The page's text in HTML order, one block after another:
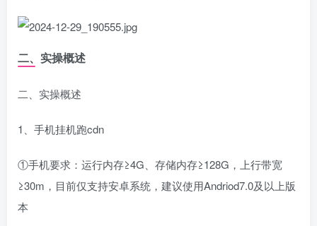
二、实操概述
二、实操概述
1、手机挂机跑cdn
①手机要求：运行内存≥4G、存储内存≥128G，上行带宽
≥30m，目前仅支持安卓系统，建议使用Andriod7.0及以上版
本